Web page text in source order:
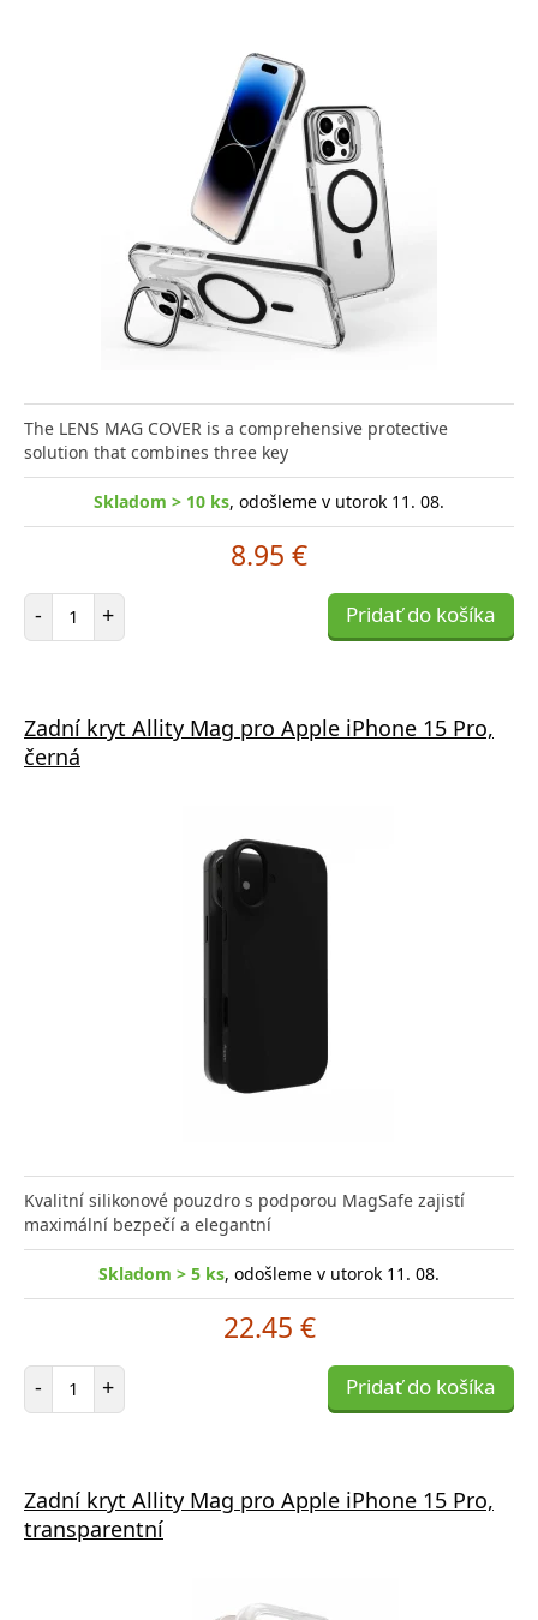
The LENS MAG COVER is a comprehensive protective
solution that combines three key
Skladom > 10 ks, odošleme v utorok 11. 08.
8.95 €
- Počet položiek
+ Pridať do košíka
Zadní kryt Allity Mag pro Apple iPhone 15 Pro,
černá
Kvalitní silikonové pouzdro s podporou MagSafe zajistí
maximální bezpečí a elegantní
Skladom > 5 ks, odošleme v utorok 11. 08.
22.45 €
- Počet položiek
+ Pridať do košíka
Zadní kryt Allity Mag pro Apple iPhone 15 Pro,
transparentní